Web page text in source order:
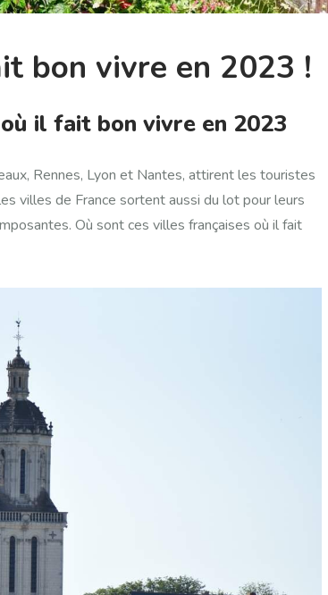
bon vivre en 2023 !
il fait bon vivre en 2023
Rennes, Lyon et Nantes, attirent les touristes
villes de France sortent aussi du lot pour leurs
Où sont ces villes françaises où il fait